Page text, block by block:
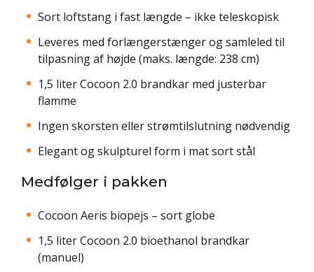
Sort loftstang i fast længde – ikke teleskopisk
Leveres med forlængerstænger og samleled til
tilpasning af højde (maks. længde: 238 cm)
1,5 liter Cocoon 2.0 brandkar med justerbar
flamme
Ingen skorsten eller strømtilslutning nødvendig
Elegant og skulpturel form i mat sort stål
Medfølger i pakken
Cocoon Aeris biopejs – sort globe
1,5 liter Cocoon 2.0 bioethanol brandkar
(manuel)